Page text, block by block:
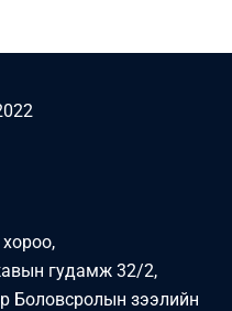
гудамж 32/2,
Боловсролын зээлийн